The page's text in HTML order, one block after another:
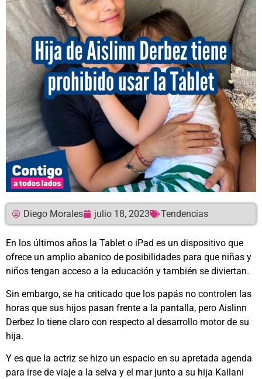
Diego Morales julio 18, 2023 Tendencias
En los últimos años la Tablet o iPad es un dispositivo que
ofrece un amplio abanico de posibilidades para que niñas y
niños tengan acceso a la educación y también se diviertan.
Sin embargo, se ha criticado que los papás no controlen las
horas que sus hijos pasan frente a la pantalla, pero Aislinn
Derbez lo tiene claro con respecto al desarrollo motor de su
hija.
Y es que la actriz se hizo un espacio en su apretada agenda
para irse de viaje a la selva y el mar junto a su hija Kailani